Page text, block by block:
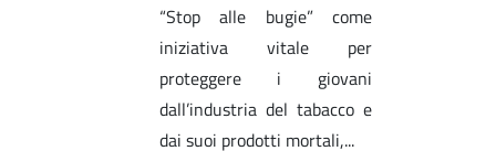
“Stop alle bugie” come
iniziativa vitale per
proteggere i giovani
dall’industria del tabacco e
dai suoi prodotti mortali,...